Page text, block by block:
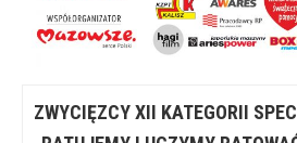
ZWYCIĘZCY XII KATEGORII